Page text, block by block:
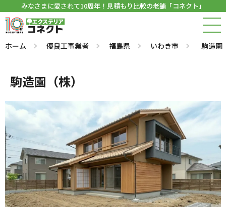
みなさまに愛されて10周年！見積もり比較の老舗「コネクト」
ホーム 優良工事業者 福島県 いわき市 駒造園
駒造園（株）